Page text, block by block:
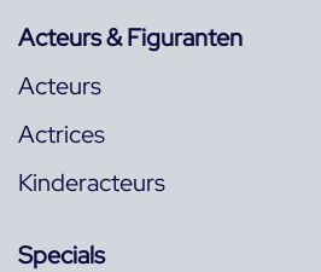
Acteurs & Figuranten
Acteurs
Actrices
Kinderacteurs
Specials